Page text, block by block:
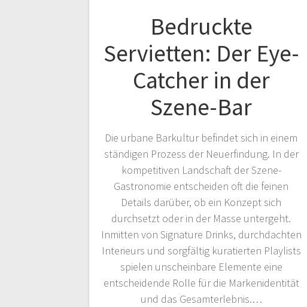
Bedruckte
Servietten: Der Eye-
Catcher in der
Szene-Bar
Die urbane Barkultur befindet sich in einem
ständigen Prozess der Neuerfindung. In der
kompetitiven Landschaft der Szene-
Gastronomie entscheiden oft die feinen
Details darüber, ob ein Konzept sich
durchsetzt oder in der Masse untergeht.
Inmitten von Signature Drinks, durchdachten
Interieurs und sorgfältig kuratierten Playlists
spielen unscheinbare Elemente eine
entscheidende Rolle für die Markenidentität
und das Gesamterlebnis.…